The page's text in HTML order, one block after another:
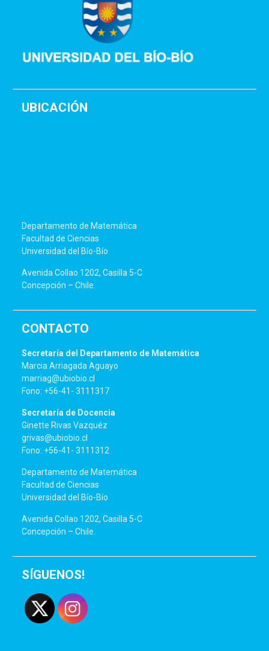
UBICACIÓN
Departamento de Matemática
Facultad de Ciencias
Universidad del Bío-Bío
Avenida Collao 1202, Casilla 5-C
Concepción – Chile.
CONTACTO
Secretaría del Departamento de Matemática
Marcia Arriagada Aguayo
marriag@ubiobio.cl
Fono: +56-41- 3111317
Secretaría de Docencia
Ginette Rivas Vazquéz
grivas@ubiobio.cl
Fono: +56-41- 3111312
Departamento de Matemática
Facultad de Ciencias
Universidad del Bío-Bío
Avenida Collao 1202, Casilla 5-C
Concepción – Chile.
SÍGUENOS!